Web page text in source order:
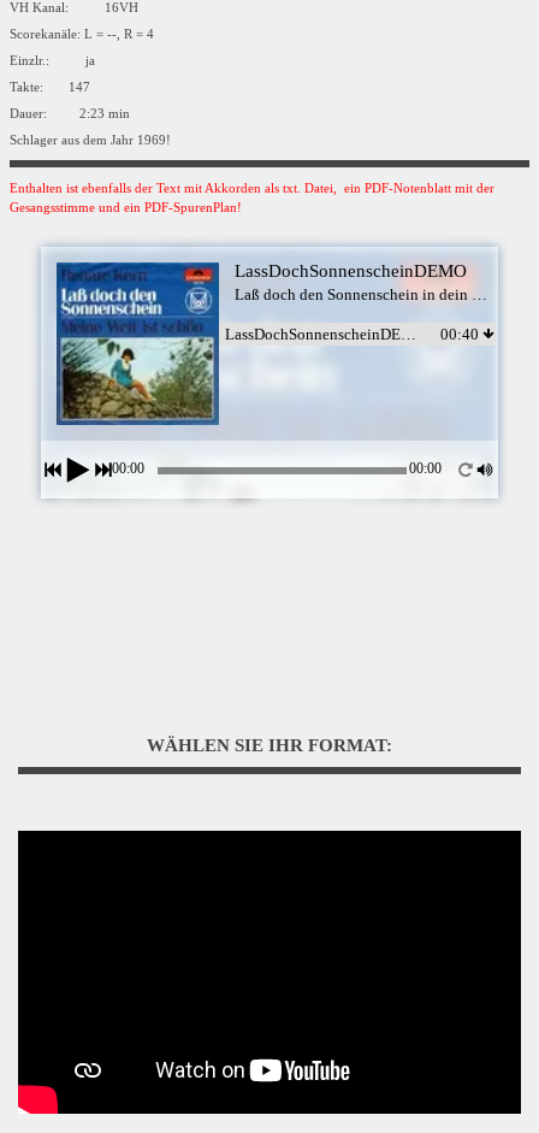
VH Kanal: 16VH
Scorekanäle: L = --, R = 4
Einzlr.: ja
Takte: 147
Dauer: 2:23 min
Schlager aus dem Jahr 1969!
Enthalten ist ebenfalls der Text mit Akkorden als txt. Datei, ein PDF-Notenblatt mit der
Gesangsstimme und ein PDF-SpurenPlan!
LassDochSonnenscheinDEMO
LassDochSonnenscheinDEMO 00:40
00:00 00:00
WÄHLEN SIE IHR FORMAT: